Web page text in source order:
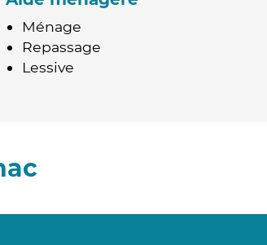
Ménage
Repassage
Lessive